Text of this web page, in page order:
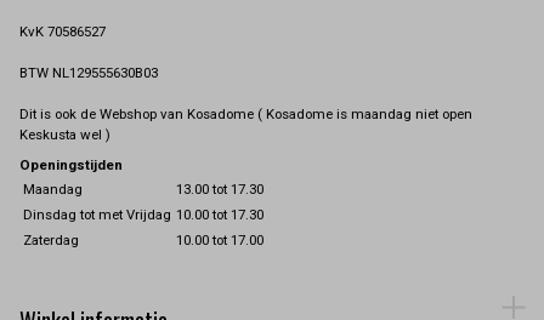
KvK 70586527
BTW NL129555630B03
Dit is ook de Webshop van Kosadome ( Kosadome is maandag niet open
Keskusta wel )
Openingstijden
Maandag
13.00 tot 17.30
Dinsdag tot met Vrijdag 10.00 tot 17.30
Zaterdag
10.00 tot 17.00